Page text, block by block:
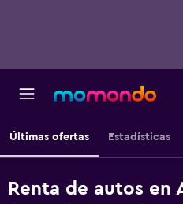
Últimas ofertas Estadísticas
Renta de autos en